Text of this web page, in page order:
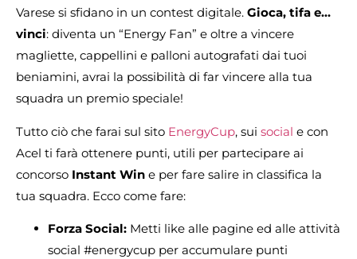
Varese si sfidano in un contest digitale. Gioca, tifa e…
vinci: diventa un “Energy Fan” e oltre a vincere
magliette, cappellini e palloni autografati dai tuoi
beniamini, avrai la possibilità di far vincere alla tua
squadra un premio speciale!
Tutto ciò che farai sul sito EnergyCup, sui social e con
Acel ti farà ottenere punti, utili per partecipare ai
concorso Instant Win e per fare salire in classifica la
tua squadra. Ecco come fare:
Forza Social: Metti like alle pagine ed alle attività
social #energycup per accumulare punti